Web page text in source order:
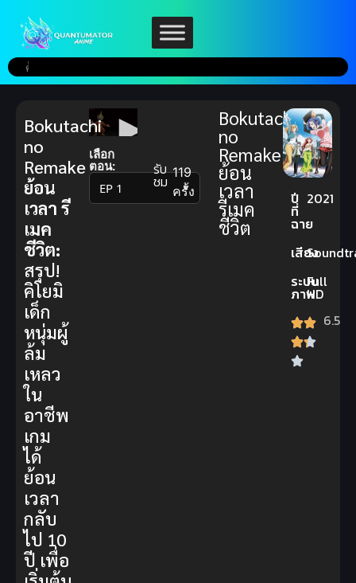
เลือก
ตอน:
▼
รับ
ชม 119
ครั้ง
Bokutachi
no
Remake
ย้อน
เวลา
รีเมค
ชีวิต
ปี
ที่
ฉาย
2021
เสียง
ระบบ
ภาพ
Full
HD
6.5
Bokutachi
no
Remake
ย้อน
เวลา รี
เมค
ชีวิต:
สรุป!
คิโยมิ
เด็ก
หนุ่มผู้
ล้ม
เหลว
ใน
อาชีพ
เกม
ได้
ย้อน
เวลา
กลับ
ไป 10
ปี เพื่อ